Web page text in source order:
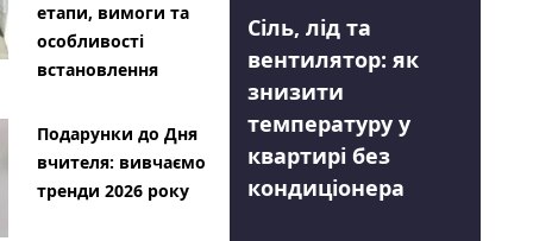
етапи, вимоги та
особливості
встановлення
Подарунки до Дня
вчителя: вивчаємо
тренди 2026 року
Сіль, лід та
вентилятор: як
знизити
температуру у
квартирі без
кондиціонера